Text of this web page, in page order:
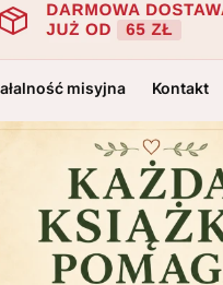
misyjna Kontakt